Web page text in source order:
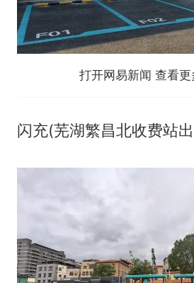
打开网易新闻 查看
闪充(芜湖繁昌北收费站